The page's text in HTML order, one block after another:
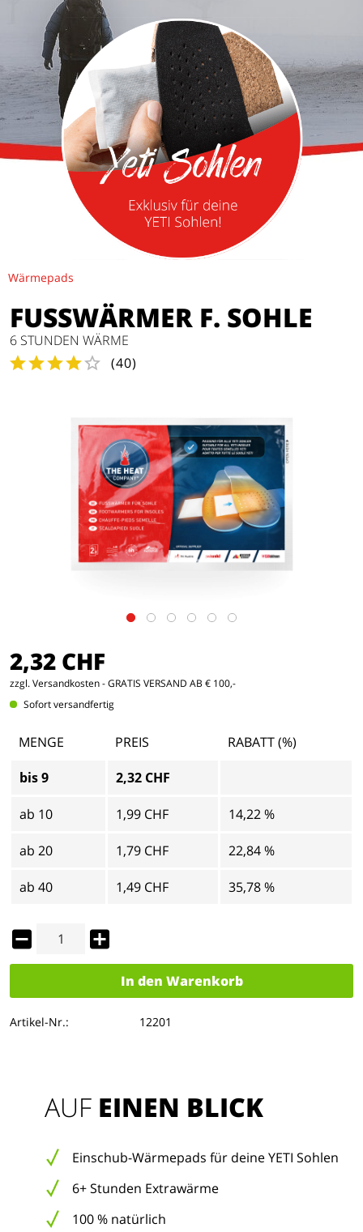
Wärmepads
FUSSWÄRMER F. SOHLE
6 STUNDEN WÄRME
(40)
2,32 CHF
zzgl. Versandkosten- GRATIS VERSAND AB € 100,-
Sofort versandfertig
MENGE PREIS
RABATT (%)
bis9 2,32 CHF
ab 10 1,99 CHF 14,22 %
ab 20 1,79 CHF 22,84 %
ab 40 1,49 CHF 35,78 %
In den Warenkorb
Artikel-Nr.: 12201
AUF EINEN BLICK
Einschub-Wärmepads für deine YETI Sohlen
6+ Stunden Extrawärme
100 % natürlich